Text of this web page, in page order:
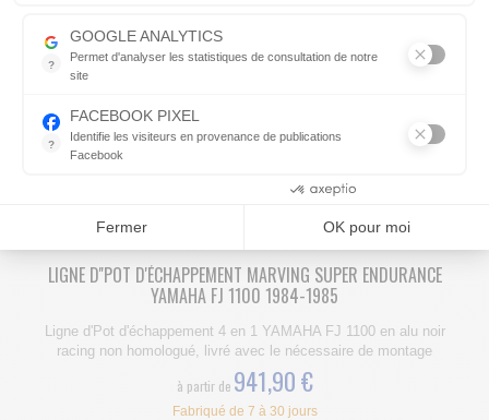
Fabriqué de 7 à 30 jours
LIGNE D''POT D'ÉCHAPPEMENT MARVING SUPER ENDURANCE
YAMAHA FJ 1100 1984-1985
Ligne d'Pot d'échappement 4 en 1 YAMAHA FJ 1100 en alu noir
racing non homologué, livré avec le nécessaire de montage
à partir de 941,90 €
Fabriqué de 7 à 30 jours
?
GOOGLE ANALYTICS
Permet d'analyser les statistiques de consultation de notre
site
?
FACEBOOK PIXEL
Identifie les visiteurs en provenance de publications
Facebook
Fermer OK pour moi